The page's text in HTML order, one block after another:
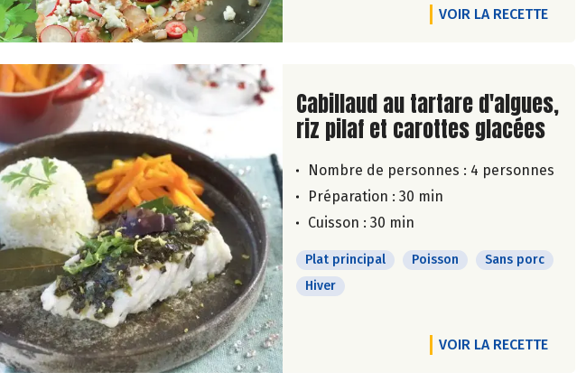
VOIR LA RECETTE
Lire la suite de la recette
Cabillaud au tartare d'algues,
riz pilaf et carottes glacées
Nombre de personnes : 4 personnes
Préparation : 30 min
Cuisson : 30 min
Plat principal Poisson
Sans porc
Hiver
VOIR LA RECETTE